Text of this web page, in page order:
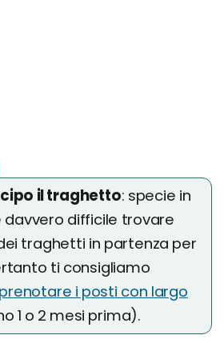
il traghetto: specie in
davvero difficile trovare
traghetti in partenza per
ti consigliamo
prenotare i posti con largo
1 o 2 mesi prima).